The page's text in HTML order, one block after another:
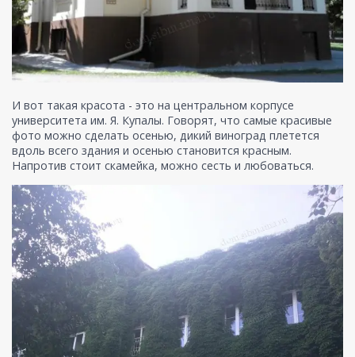
И вот такая красота - это на центральном корпусе
университета им. Я. Купалы. Говорят, что самые красивые
фото можно сделать осенью, дикий виноград плетется
вдоль всего здания и осенью становится красным.
Напротив стоит скамейка, можно сесть и любоваться.